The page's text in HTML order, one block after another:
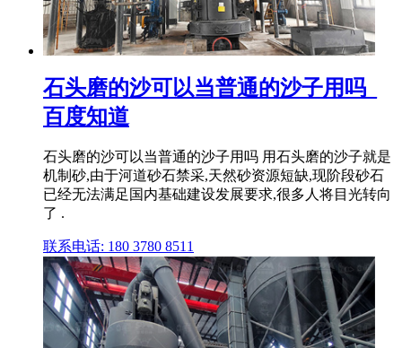
石头磨的沙可以当普通的沙子用吗_
百度知道
石头磨的沙可以当普通的沙子用吗 用石头磨的沙子就是
机制砂,由于河道砂石禁采,天然砂资源短缺,现阶段砂石
已经无法满足国内基础建设发展要求,很多人将目光转向
了 .
联系电话: 180 3780 8511